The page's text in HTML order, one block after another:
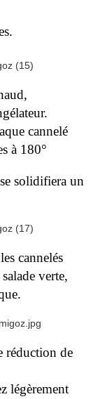
cannelé
à 180°
solidifiera un
cannelés
verte,
réduction de
légèrement